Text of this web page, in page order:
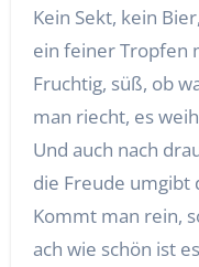
Kein Sekt, kein
ein feiner Tropfen
Fruchtig, süß, ob
man riecht, es
Und auch nach
die Freude umgibt
Kommt man rein,
ach wie schön ist